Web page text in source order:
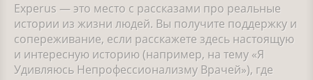
Experus — это место с рассказами про реальные
истории из жизни людей. Вы получите поддержку и
сопереживание, если расскажете здесь настоящую
и интересную историю (например, на тему «Я
Удивляюсь Непрофессионализму Врачей»), где